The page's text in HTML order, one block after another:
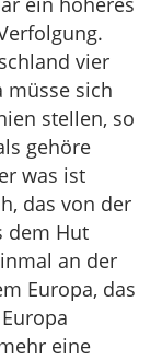
vier
müsse sich
stellen, so
gehöre
was ist
das von der
dem Hut
an der
Europa, das
eine